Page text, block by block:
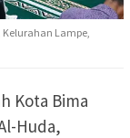
Lampe,
Kota Bima
Huda,